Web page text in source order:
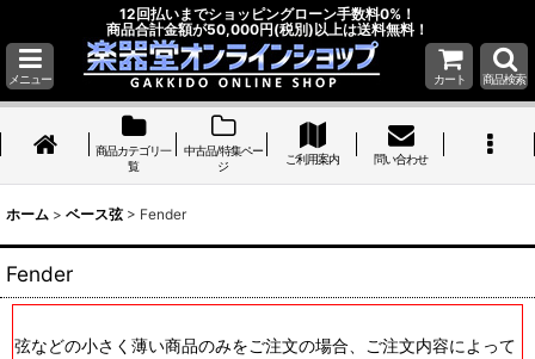
12回払いまでショッピングローン手数料0%！
商品合計金額が50,000円(税別)以上は送料無料！
メニュー カート 商品検索
商品カテゴリ一
覧
中古品/特集ペー
ジ
ご利用案内 問い合わせ
ホーム > ベース弦 > Fender
Fender
弦などの小さく薄い商品のみをご注文の場合、ご注文内容によって